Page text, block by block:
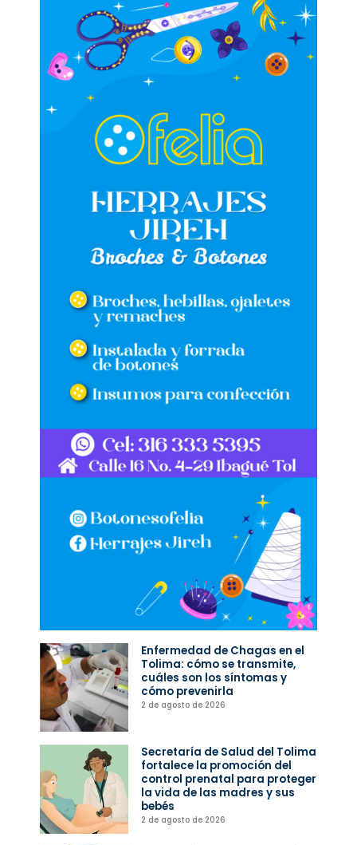
Enfermedad de Chagas en el
Tolima: cómo se transmite,
cuáles son los síntomas y
cómo prevenirla
2 de agosto de 2026
Secretaría de Salud del Tolima
fortalece la promoción del
control prenatal para proteger
la vida de las madres y sus
bebés
2 de agosto de 2026